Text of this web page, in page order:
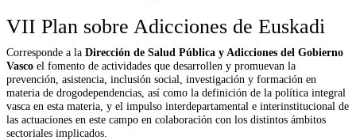
VII Plan sobre Adicciones de Euskadi
Corresponde a la Dirección de Salud Pública y Adicciones del Gobierno
Vasco el fomento de actividades que desarrollen y promuevan la
prevención, asistencia, inclusión social, investigación y formación en
materia de drogodependencias, así como la definición de la política integral
vasca en esta materia, y el impulso interdepartamental e interinstitucional de
las actuaciones en este campo en colaboración con los distintos ámbitos
sectoriales implicados.